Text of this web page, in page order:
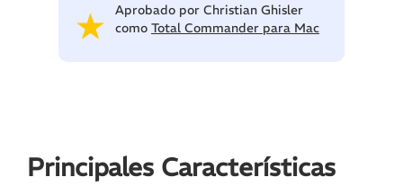
Aprobado por Christian Ghisler
como Total Commander para Mac
Principales Características